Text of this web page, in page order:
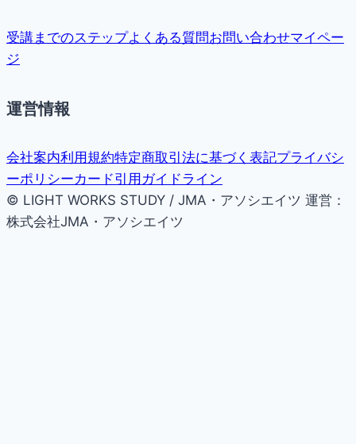
受講までのステップよくある質問お問い合わせマイペー
ジ
運営情報
会社案内利用規約特定商取引法に基づく表記プライバシ
ーポリシーカード引用ガイドライン
© LIGHT WORKS STUDY / JMA・アソシエイツ 運営：
株式会社JMA・アソシエイツ